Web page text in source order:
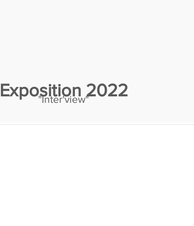
"Inter'view"
Exposition 2022